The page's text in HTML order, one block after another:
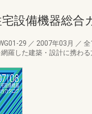
宅設備機器総合
29 ／ 2007年03月 ／ 全
羅した建築・設計に携わ